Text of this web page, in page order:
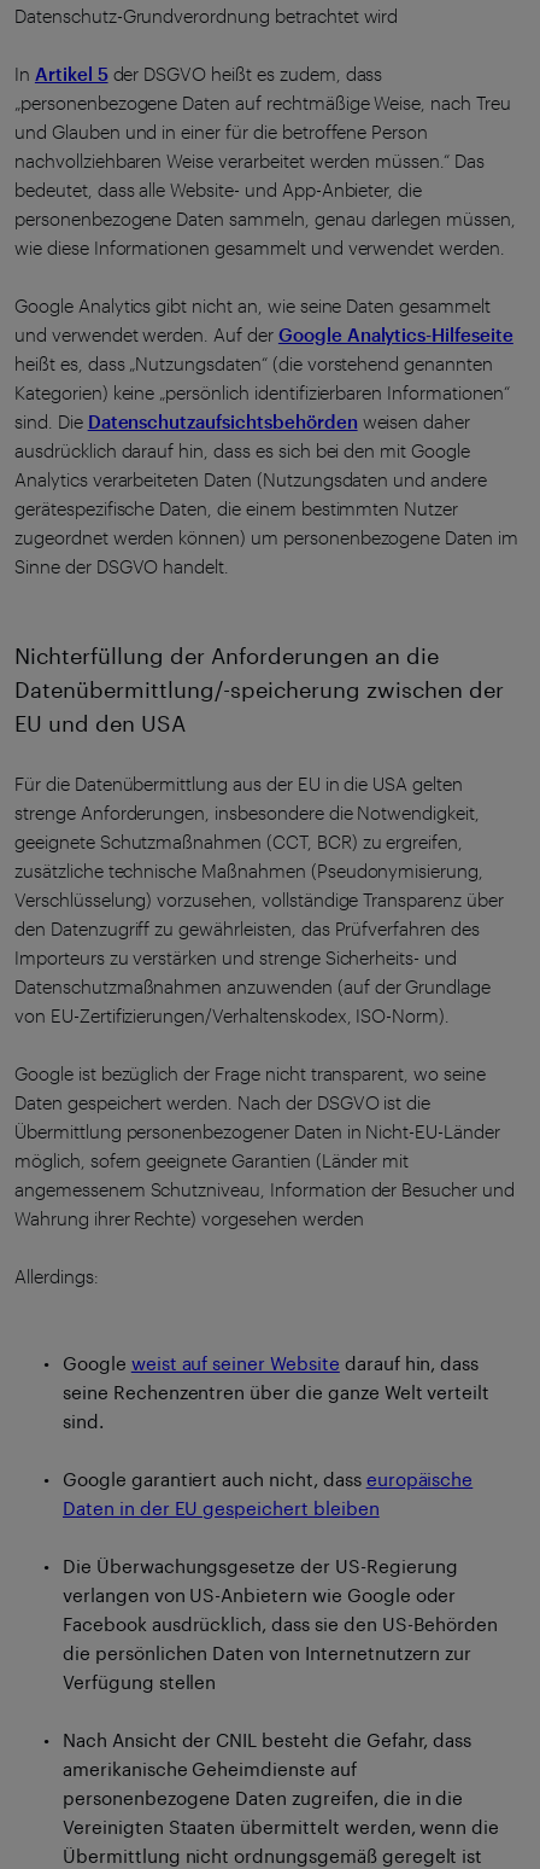
Datenschutz-Grundverordnung betrachtet wird
In Artikel 5der DSGVO heißt es zudem, dass
„personenbezogene Daten auf rechtmäßige Weise, nach Treu
und Glauben und in einer für die betroffene Person
nachvollziehbaren Weise verarbeitet werden müssen.“ Das
bedeutet, dass alle Website- und App-Anbieter, die
personenbezogene Daten sammeln, genau darlegen müssen,
wie diese Informationen gesammelt und verwendet werden.
Google Analytics gibt nicht an, wie seine Daten gesammelt
und verwendet werden. Auf der Google Analytics-Hilfeseite
heißt es, dass „Nutzungsdaten“ (die vorstehend genannten
Kategorien) keine „persönlich identifizierbaren Informationen“
sind. Die Datenschutzaufsichtsbehörden weisen daher
ausdrücklich darauf hin, dass es sich bei den mit Google
Analytics verarbeiteten Daten (Nutzungsdaten und andere
gerätespezifische Daten, die einem bestimmten Nutzer
zugeordnet werden können) um personenbezogene Daten im
Sinne der DSGVO handelt.
Nichterfüllung der Anforderungen an die
Datenübermittlung/-speicherung zwischen der
EU und den USA
Für die Datenübermittlung aus der EU in die USA gelten
strenge Anforderungen, insbesondere die Notwendigkeit,
geeignete Schutzmaßnahmen (CCT, BCR) zu ergreifen,
zusätzliche technische Maßnahmen (Pseudonymisierung,
Verschlüsselung) vorzusehen, vollständige Transparenz über
den Datenzugriff zu gewährleisten, das Prüfverfahren des
Importeurs zu verstärken und strenge Sicherheits- und
Datenschutzmaßnahmen anzuwenden (auf der Grundlage
von EU-Zertifizierungen/Verhaltenskodex, ISO-Norm).
Google ist bezüglich der Frage nicht transparent, wo seine
Daten gespeichert werden. Nach der DSGVO ist die
Übermittlung personenbezogener Daten in Nicht-EU-Länder
möglich, sofern geeignete Garantien (Länder mit
angemessenem Schutzniveau, Information der Besucher und
Wahrung ihrer Rechte) vorgesehen werden
Allerdings:
Google weist auf seiner Website darauf hin, dass
seine Rechenzentren über die ganze Welt verteilt
sind.
Google garantiert auch nicht, dass europäische
Daten in der EU gespeichert bleiben
Die Überwachungsgesetze der US-Regierung
verlangen von US-Anbietern wie Google oder
Facebook ausdrücklich, dass sie den US-Behörden
die persönlichen Daten von Internetnutzern zur
Verfügung stellen
Nach Ansicht der CNIL besteht die Gefahr, dass
amerikanische Geheimdienste auf
personenbezogene Daten zugreifen, die in die
Vereinigten Staaten übermittelt werden, wenn die
Übermittlung nicht ordnungsgemäß geregelt ist